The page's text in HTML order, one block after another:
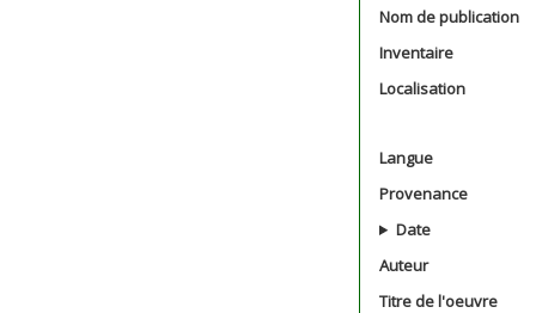
Nom de publication
Inventaire
Localisation
Langue
Provenance
Date
Auteur
Titre de l'oeuvre